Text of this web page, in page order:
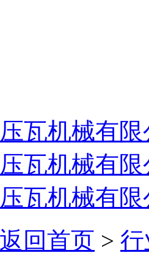
瓦机械有限
瓦机械有限
瓦机械有限
返回首页 >